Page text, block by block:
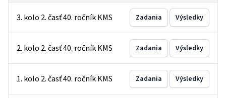
3. kolo 2. časť 40. ročník KMS Zadania Výsledky
2. kolo 2. časť 40. ročník KMS Zadania Výsledky
1. kolo 2. časť 40. ročník KMS Zadania Výsledky